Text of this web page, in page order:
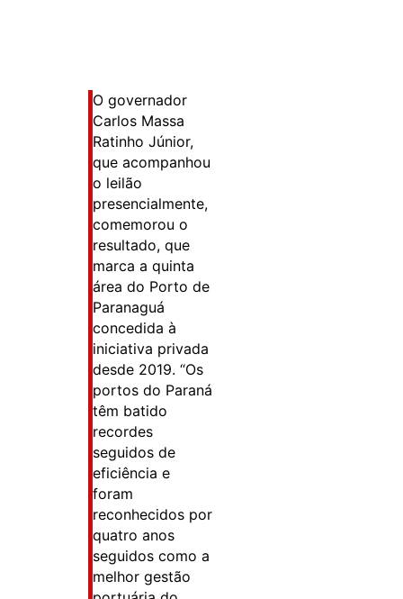
O governador
Carlos Massa
Ratinho Júnior,
que acompanhou
o leilão
presencialmente,
comemorou o
resultado, que
marca a quinta
área do Porto de
Paranaguá
concedida à
iniciativa privada
desde 2019. “Os
portos do Paraná
têm batido
recordes
seguidos de
eficiência e
foram
reconhecidos por
quatro anos
seguidos como a
melhor gestão